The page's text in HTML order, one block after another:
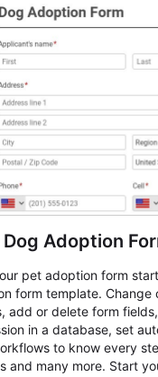
Dog Adoption
pet adoption form
form template. Change
add or delete form
in a database, set
to know every
and many more. Start